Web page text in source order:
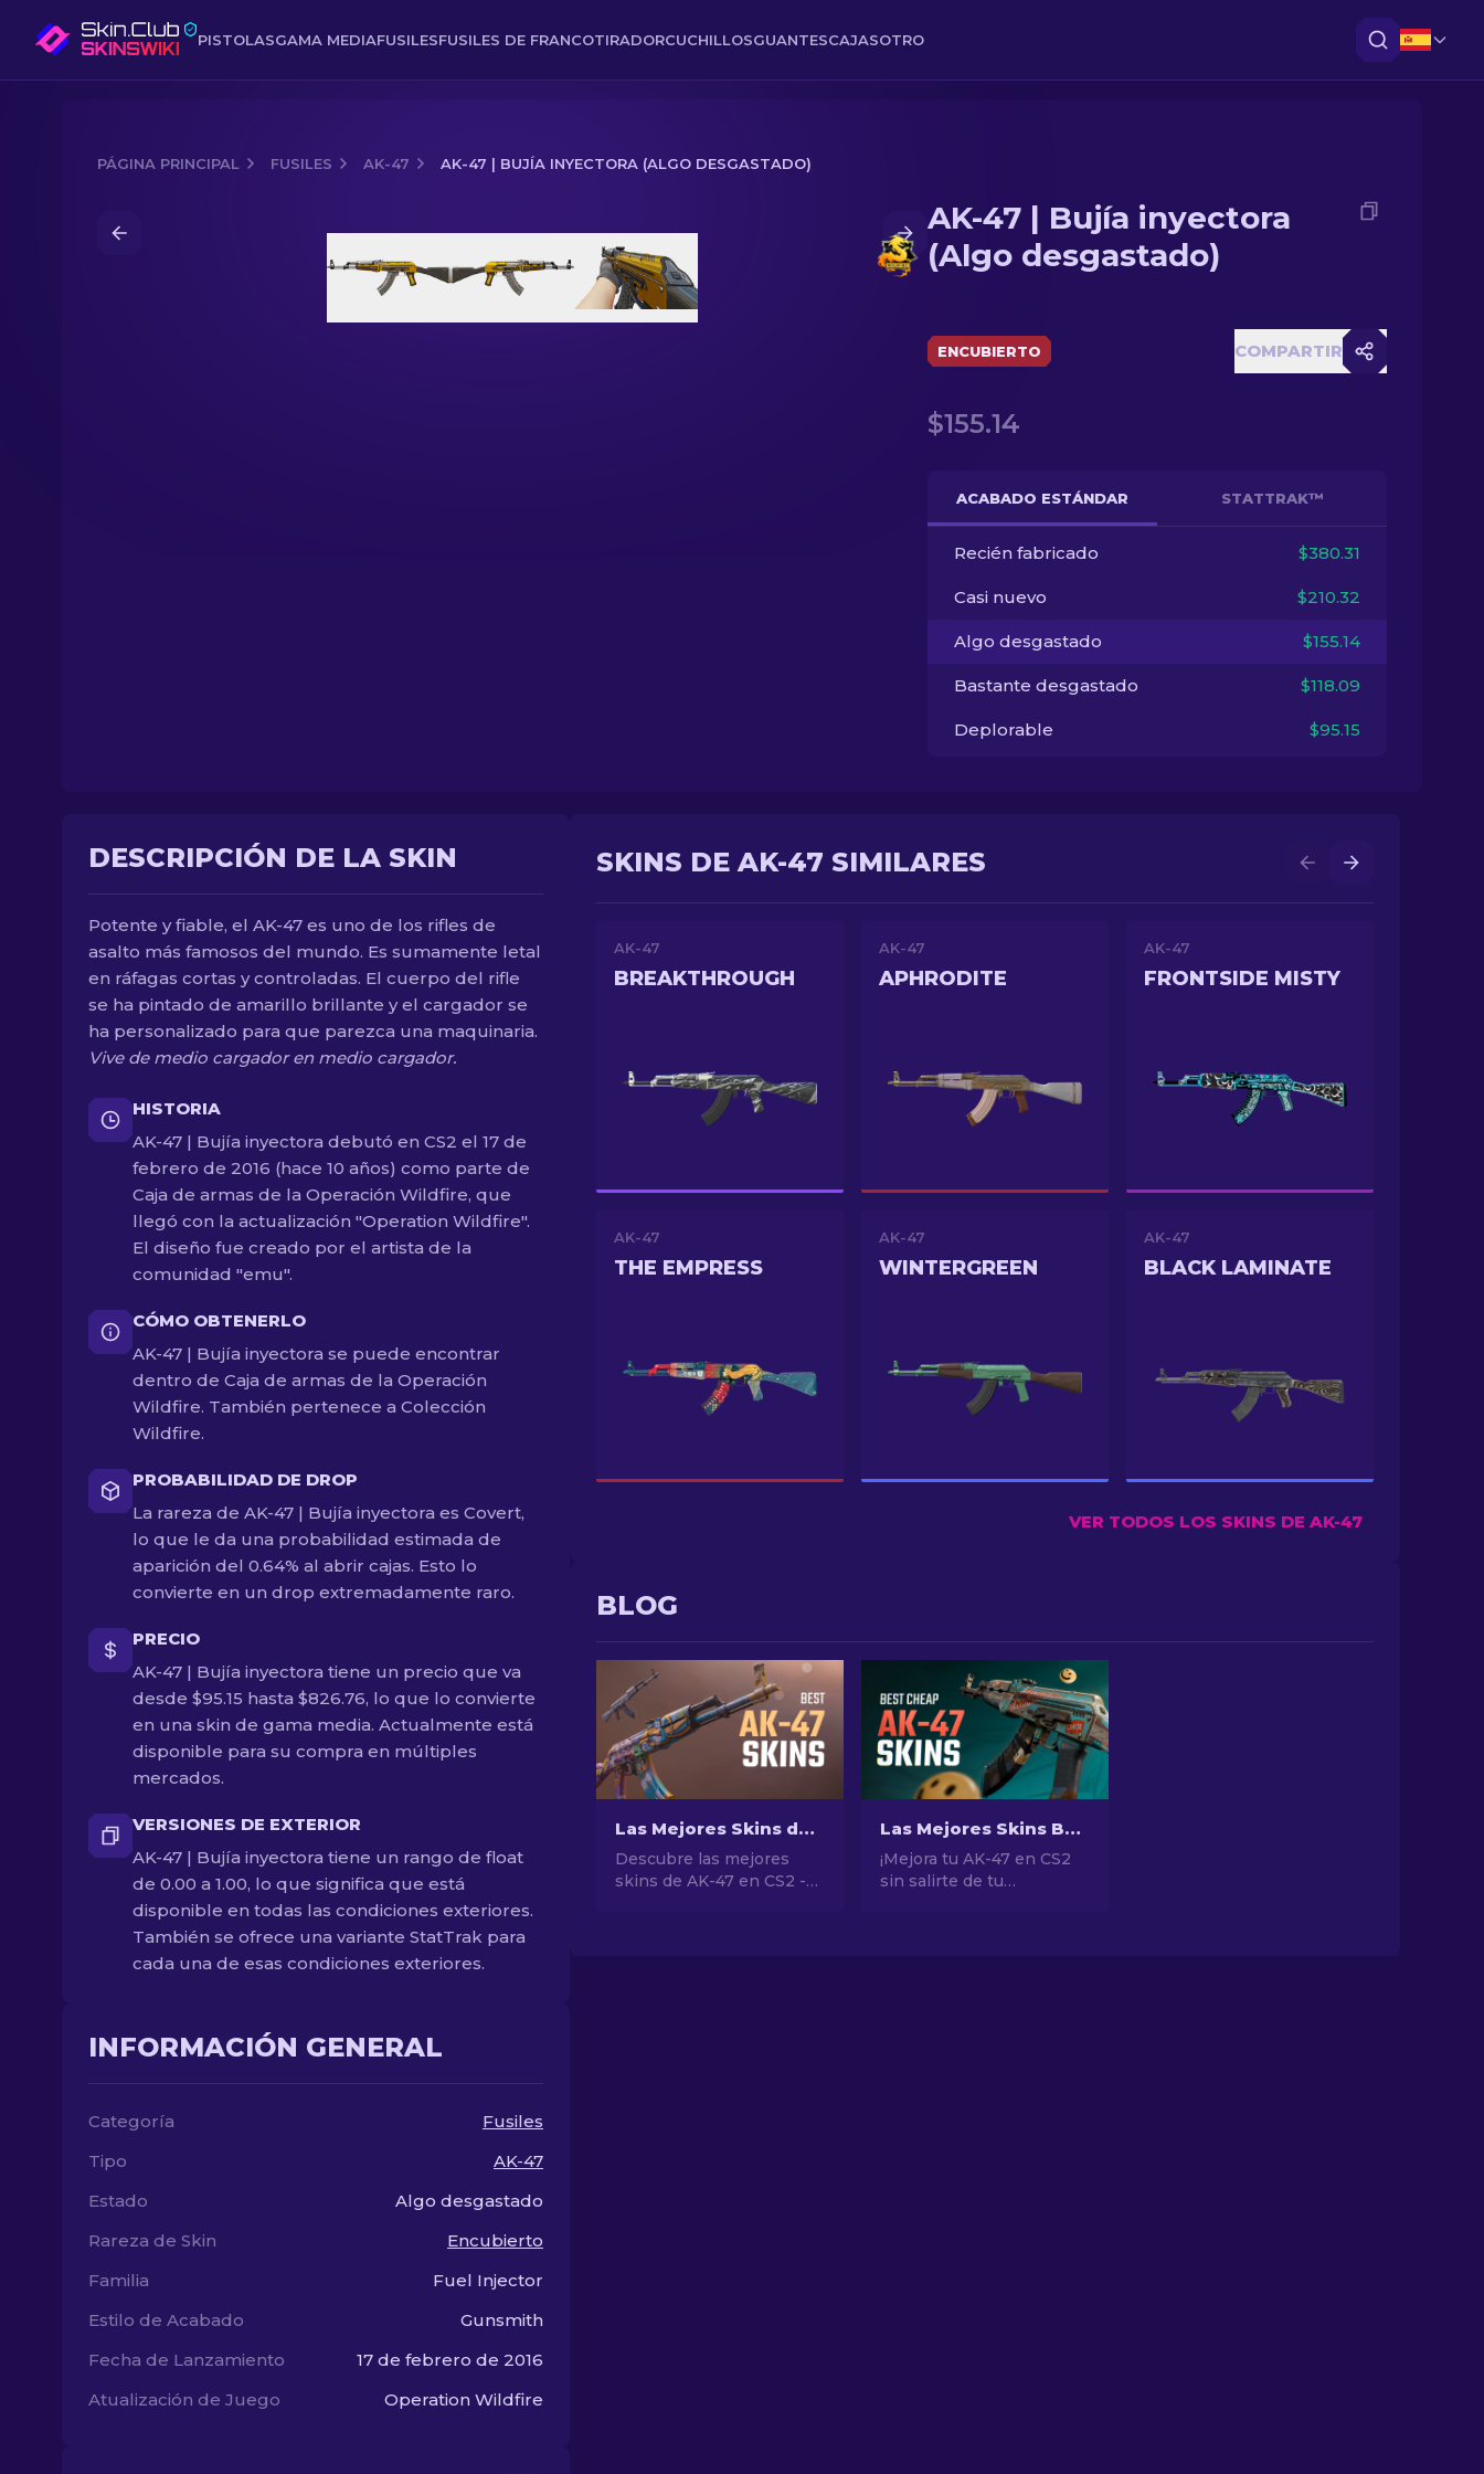
PISTOLASGAMA MEDIAFUSILESFUSILES DE FRANCOTIRADORCUCHILLOSGUANTESCAJASOTRO
PÁGINA PRINCIPAL FUSILES AK-47 AK-47 | BUJÍA INYECTORA (ALGO DESGASTADO)
AK-47 | Bujía inyectora (Algo desgastado)
AK-47 | Bujía inyectora
(Algo desgastado)
ENCUBIERTO COMPARTIR
$155.14
ACABADO ESTÁNDAR STATTRAK™
Recién fabricado $380.31
Casi nuevo $210.32
Algo desgastado $155.14
Bastante desgastado $118.09
Deplorable $95.15
DESCRIPCIÓN DE LA SKIN
Potente y fiable, el AK-47 es uno de los rifles de
asalto más famosos del mundo. Es sumamente letal
en ráfagas cortas y controladas. El cuerpo del rifle
se ha pintado de amarillo brillante y el cargador se
ha personalizado para que parezca una maquinaria.
Vive de medio cargador en medio cargador.
HISTORIA
AK-47 | Bujía inyectora debutó en CS2 el 17 de
febrero de 2016 (hace 10 años) como parte de
Caja de armas de la Operación Wildfire, que
llegó con la actualización "Operation Wildfire".
El diseño fue creado por el artista de la
comunidad "emu".
CÓMO OBTENERLO
AK-47 | Bujía inyectora se puede encontrar
dentro de Caja de armas de la Operación
Wildfire. También pertenece a Colección
Wildfire.
PROBABILIDAD DE DROP
La rareza de AK-47 | Bujía inyectora es Covert,
lo que le da una probabilidad estimada de
aparición del 0.64% al abrir cajas. Esto lo
convierte en un drop extremadamente raro.
PRECIO
AK-47 | Bujía inyectora tiene un precio que va
desde $95.15 hasta $826.76, lo que lo convierte
en una skin de gama media. Actualmente está
disponible para su compra en múltiples
mercados.
VERSIONES DE EXTERIOR
AK-47 | Bujía inyectora tiene un rango de float
de 0.00 a 1.00, lo que significa que está
disponible en todas las condiciones exteriores.
También se ofrece una variante StatTrak para
cada una de esas condiciones exteriores.
INFORMACIÓN GENERAL
Categoría
Fusiles
Tipo
AK-47
Estado
Algo desgastado
Rareza de Skin
Encubierto
Familia
Fuel Injector
Estilo de Acabado
Gunsmith
Fecha de Lanzamiento
17 de febrero de 2016
Atualización de Juego
Operation Wildfire
SKINS DE AK-47 SIMILARES
AK-47
BREAKTHROUGH
AK-47
APHRODITE
AK-47
FRONTSIDE MISTY
AK-47
THE EMPRESS
AK-47
WINTERGREEN
AK-47
BLACK LAMINATE
VER TODOS LOS SKINS DE AK-47
BLOG
Las Mejores Skins de AK-47 en CS2: De Baratas a Caras
Descubre las mejores
skins de AK-47 en CS2 -
Las Mejores Skins Baratas para AK-47 en CS2 Por Menos de $10
¡Mejora tu AK-47 en CS2
sin salirte de tu